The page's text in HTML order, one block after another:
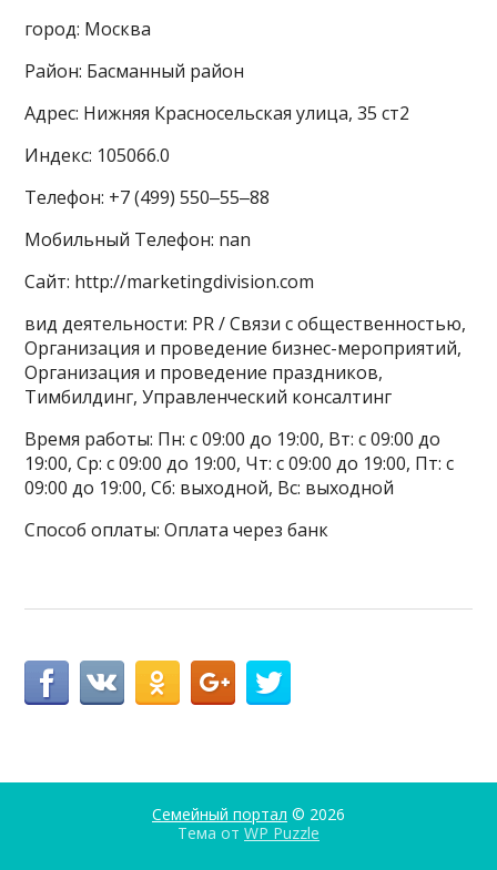
город: Москва
Район: Басманный район
Адрес: Нижняя Красносельская улица, 35 ст2
Индекс: 105066.0
Телефон: +7 (499) 550‒55‒88
Мобильный Телефон: nan
Сайт: http://marketingdivision.com
вид деятельности: PR / Связи с общественностью,
Организация и проведение бизнес-мероприятий,
Организация и проведение праздников,
Тимбилдинг, Управленческий консалтинг
Время работы: Пн: с 09:00 до 19:00, Вт: с 09:00 до
19:00, Ср: с 09:00 до 19:00, Чт: с 09:00 до 19:00, Пт: с
09:00 до 19:00, Сб: выходной, Вс: выходной
Способ оплаты: Оплата через банк
Семейный портал © 2026
Тема от WP Puzzle